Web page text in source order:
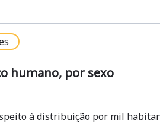
humano, por sexo
à distribuição por mil